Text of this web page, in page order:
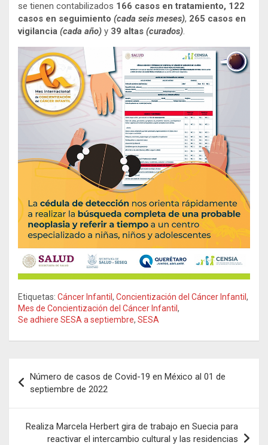
se tienen contabilizados 166 casos en tratamiento, 122
casos en seguimiento (cada seis meses), 265 casos en
vigilancia (cada año) y 39 altas (curados).
Etiquetas: Cáncer Infantil , Concientización del Cáncer Infantil ,
Mes de Concientización del Cáncer Infantil ,
Se adhiere SESA a septiembre, SESA
de
entradas
Número de casos de Covid-19 en México al 01 de
septiembre de 2022
Realiza Marcela Herbert gira de trabajo en Suecia para
reactivar el intercambio cultural y las residencias